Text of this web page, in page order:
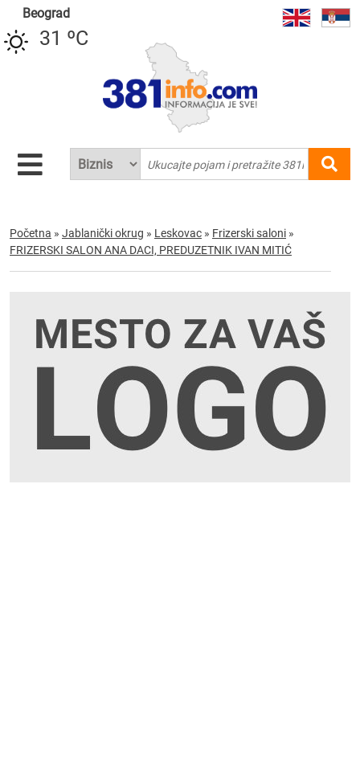
Beograd
31 ºC
Početna » Jablanički okrug » Leskovac » Frizerski saloni »
FRIZERSKI SALON ANA DACI, PREDUZETNIK IVAN MITIĆ